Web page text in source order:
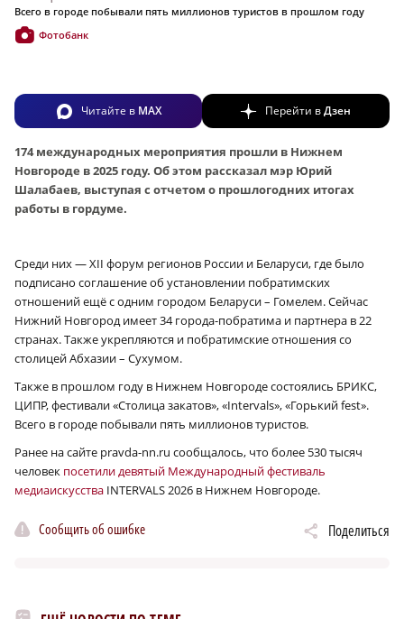
Всего в городе побывали пять миллионов туристов в прошлом году
Фотобанк
Читайте в MAX Перейти вДзен
174 международных мероприятия прошли в Нижнем
Новгороде в 2025 году. Об этом рассказал мэр Юрий
Шалабаев, выступая с отчетом о прошлогодних итогах
работы в гордуме.
Среди них — XII форум регионов России и Беларуси, где было
подписано соглашение об установлении побратимских
отношений ещё с одним городом Беларуси – Гомелем. Сейчас
Нижний Новгород имеет 34 города-побратима и партнера в 22
странах. Также укрепляются и побратимские отношения со
столицей Абхазии – Сухумом.
Также в прошлом году в Нижнем Новгороде состоялись БРИКС,
ЦИПР, фестивали «Столица закатов», «Intervals», «Горький fest».
Всего в городе побывали пять миллионов туристов.
Ранее на сайте pravda-nn.ru сообщалось, что более 530 тысяч
человек посетили девятый Международный фестиваль
медиаискусства INTERVALS 2026 в Нижнем Новгороде.
Сообщить об ошибке Поделиться